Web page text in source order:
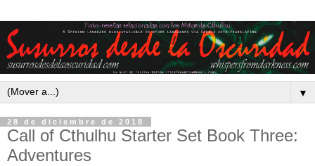
▼
28 de diciembre de 2018
Call of Cthulhu Starter Set Book Three:
Adventures